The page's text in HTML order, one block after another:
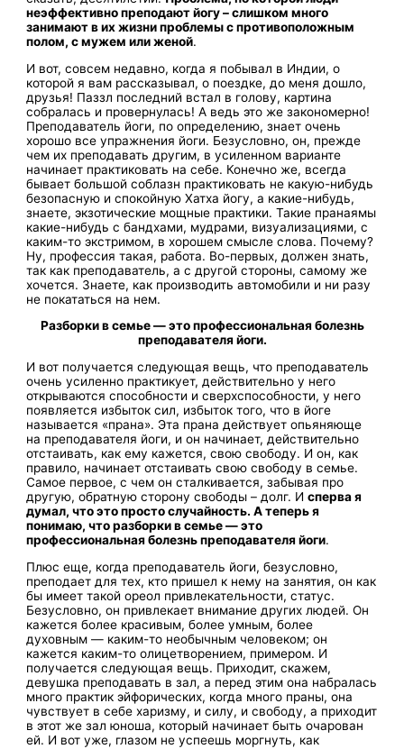
неэффективно преподают йогу – слишком много
занимают в их жизни проблемы с противоположным
полом, с мужем или женой.
И вот, совсем недавно, когда я побывал в Индии, о
которой я вам рассказывал, о поездке, до меня дошло,
друзья! Паззл последний встал в голову, картина
собралась и провернулась! А ведь это же закономерно!
Преподаватель йоги, по определению, знает очень
хорошо все упражнения йоги. Безусловно, он, прежде
чем их преподавать другим, в усиленном варианте
начинает практиковать на себе. Конечно же, всегда
бывает большой соблазн практиковать не какую-нибудь
безопасную и спокойную Хатха йогу, а какие-нибудь,
знаете, экзотические мощные практики. Такие пранаямы
какие-нибудь с бандхами, мудрами, визуализациями, с
каким-то экстримом, в хорошем смысле слова. Почему?
Ну, профессия такая, работа. Во-первых, должен знать,
так как преподаватель, а с другой стороны, самому же
хочется. Знаете, как производить автомобили и ни разу
не покататься на нем.
Разборки в семье — это профессиональная болезнь
преподавателя йоги.
И вот получается следующая вещь, что преподаватель
очень усиленно практикует, действительно у него
открываются способности и сверхспособности, у него
появляется избыток сил, избыток того, что в йоге
называется «прана». Эта прана действует опьяняюще
на преподавателя йоги, и он начинает, действительно
отстаивать, как ему кажется, свою свободу. И он, как
правило, начинает отстаивать свою свободу в семье.
Самое первое, с чем он сталкивается, забывая про
другую, обратную сторону свободы – долг. Исперва я
думал, что это просто случайность. А теперь я
понимаю, что разборки в семье — это
профессиональная болезнь преподавателя йоги.
Плюс еще, когда преподаватель йоги, безусловно,
преподает для тех, кто пришел к нему на занятия, он как
бы имеет такой ореол привлекательности, статус.
Безусловно, он привлекает внимание других людей. Он
кажется более красивым, более умным, более
духовным — каким-то необычным человеком; он
кажется каким-то олицетворением, примером. И
получается следующая вещь. Приходит, скажем,
девушка преподавать в зал, а перед этим она набралась
много практик эйфорических, когда много праны, она
чувствует в себе харизму, и силу, и свободу, а приходит
в этот же зал юноша, который начинает быть очарован
ей. И вот уже, глазом не успеешь моргнуть, как